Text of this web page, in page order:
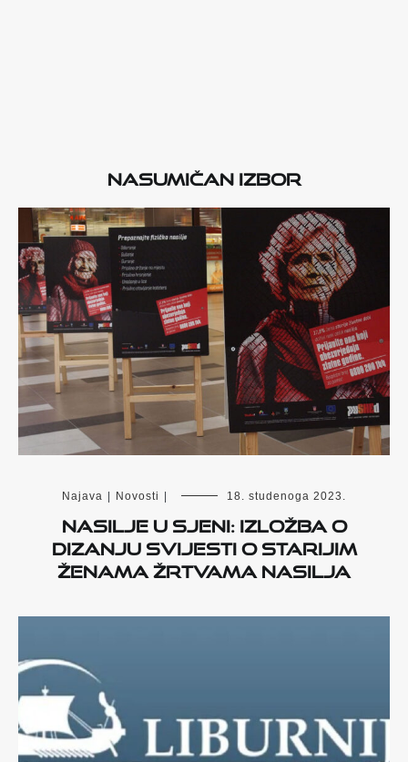
Nasumičan izbor
Najava Novosti 18. studenoga 2023.
Nasilje u sjeni: Izložba o
dizanju svijesti o starijim
ženama žrtvama nasilja